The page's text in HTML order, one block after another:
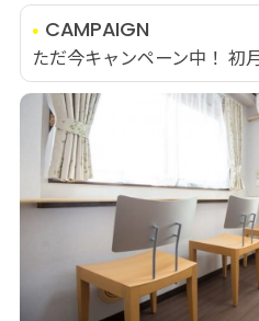
CAMPAIGN
ただ今キャンペーン中！